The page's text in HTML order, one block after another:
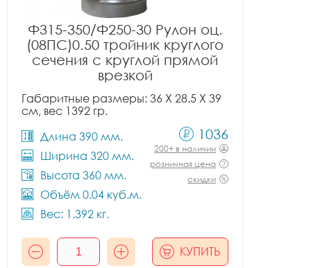
Ф315-350/Ф250-30 Рулон оц.
(08ПС)0.50 тройник круглого
сечения с круглой прямой
врезкой
Габаритные размеры: 36 X 28.5 X 39
см, вес 1392 гр.
Длина 390 мм.
Ширина 320 мм.
Высота 360 мм.
Объём 0.04 куб.м.
Вес: 1.392 кг.
1036
200+ в наличии
розничная цена
скидки
КУПИТЬ